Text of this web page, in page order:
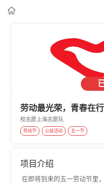

劳动最光荣，青春在
校志愿上海志愿队
劳动节 公益活动 五一节
项目介绍
在即将到来的五一劳动节里